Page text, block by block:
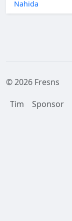
Nahida
© 2026 Fresns
Tim
Sponsor